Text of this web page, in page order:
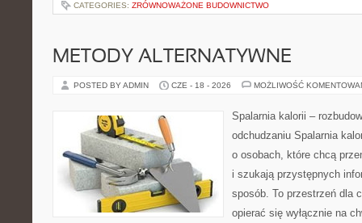
CATEGORIES: ZRÓWNOWAŻONE BUDOWNICTWO
METODY ALTERNATYWNE
POSTED BY ADMIN CZE - 18 - 2026 MOŻLIWOŚĆ
Spalarnia kalorii –
odchudzaniu Spalarnia
o osobach, które chcą
i szukają przystępnych
sposób. To przestrzeń dla
opierać się wyłącznie na